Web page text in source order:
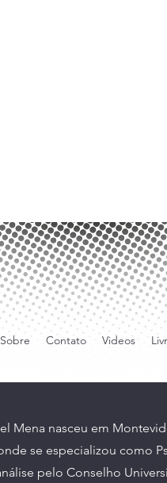
Sobre Contato Videos
Mena nasceu em
se especializou como
pelo Conselho